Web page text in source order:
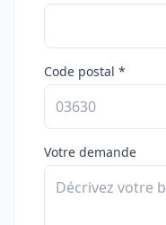
Code postal *
Votre demande